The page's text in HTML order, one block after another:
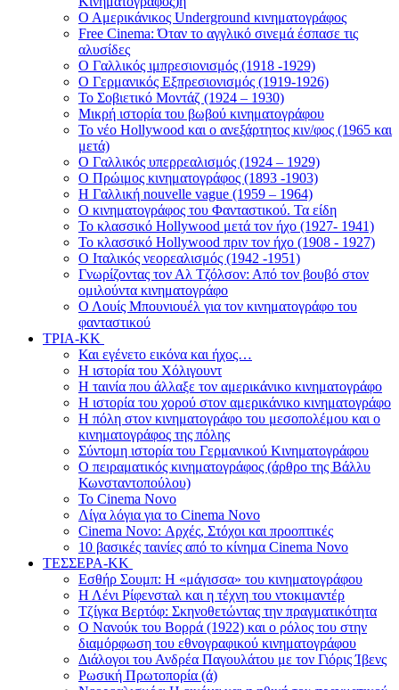
Ο Αμερικάνικος Underground κινηματογράφος
Free Cinema: Όταν το αγγλικό σινεμά έσπασε τις
αλυσίδες
Ο Γαλλικός ιμπρεσιονισμός (1918 -1929)
Ο Γερμανικός Εξπρεσιονισμός (1919-1926)
To Σοβιετικό Μοντάζ (1924 – 1930)
Μικρή ιστορία του βωβού κινηματογράφου
Το νέο Hollywood και ο ανεξάρτητος κιν/φος (1965 και
μετά)
Ο Γαλλικός υπερρεαλισμός (1924 – 1929)
Ο Πρώιμος κινηματογράφος (1893 -1903)
Η Γαλλική nouvelle vague (1959 – 1964)
Ο κινηματογράφος του Φανταστικού. Τα είδη
Το κλασσικό Hollywood μετά τον ήχο (1927- 1941)
Το κλασσικό Hollywood πριν τον ήχο (1908 - 1927)
Ο Ιταλικός νεορεαλισμός (1942 -1951)
Γνωρίζοντας τον Αλ Τζόλσον: Από τον βουβό στον
ομιλούντα κινηματογράφο
Ο Λουίς Μπουνιουέλ για τον κινηματογράφο του
φανταστικού
ΤΡΙΑ-ΚΚ
Και εγένετο εικόνα και ήχος…
Η ιστορία του Χόλιγουντ
Η ταινία που άλλαξε τον αμερικάνικο κινηματογράφο
Η ιστορία του χορού στον αμερικάνικο κινηματογράφο
Η πόλη στον κινηματογράφο του μεσοπολέμου και ο
κινηματογράφος της πόλης
Σύντομη ιστορία του Γερμανικού Κινηματογράφου
Ο πειραματικός κινηματογράφος (άρθρο της Βάλλυ
Κωνσταντοπούλου)
Το Cinema Novo
Λίγα λόγια για το Cinema Novo
Cinema Novo: Αρχές, Στόχοι και προοπτικές
10 βασικές ταινίες από το κίνημα Cinema Novo
ΤΕΣΣΕΡΑ-ΚΚ
Εσθήρ Σουμπ: Η «μάγισσα» του κινηματογράφου
Η Λένι Ρίφενσταλ και η τέχνη του ντοκιμαντέρ
Τζίγκα Βερτόφ: Σκηνοθετώντας την πραγματικότητα
Ο Νανούκ του Βορρά (1922) και ο ρόλος του στην
διαμόρφωση του εθνογραφικού κινηματογράφου
Διάλογοι του Ανδρέα Παγουλάτου με τον Γιόρις Ίβενς
Ρωσική Πρωτοπορία (ά)